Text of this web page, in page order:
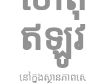
ឥឡូ
នៅ​ក្នុង​ស្ថានភាព​